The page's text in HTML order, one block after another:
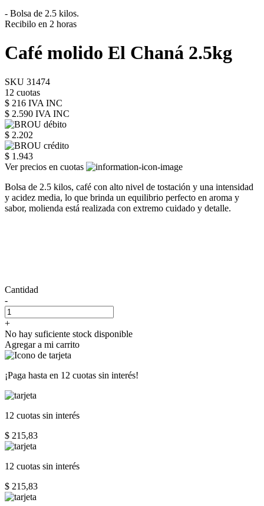
- Bolsa de 2.5 kilos.
Recibilo en 2 horas
Café molido El Chaná 2.5kg
SKU 31474
12 cuotas
$ 216 IVA INC
$ 2.590 IVA INC
$ 2.202
$ 1.943
Ver precios en cuotas
Bolsa de 2.5 kilos, café con alto nivel de tostación y una intensidad
y acidez media, lo que brinda un equilibrio perfecto en aroma y
sabor, molienda está realizada con extremo cuidado y detalle.
Cantidad
-
+
No hay suficiente stock disponible
Agregar a mi carrito
¡Paga hasta en 12 cuotas sin interés!
12 cuotas sin interés
$ 215,83
12 cuotas sin interés
$ 215,83